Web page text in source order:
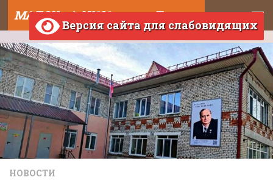
Skip to content МАДОУ д/с №121 города Тюмени
Версия сайта для слабовидящих
НОВОСТИ